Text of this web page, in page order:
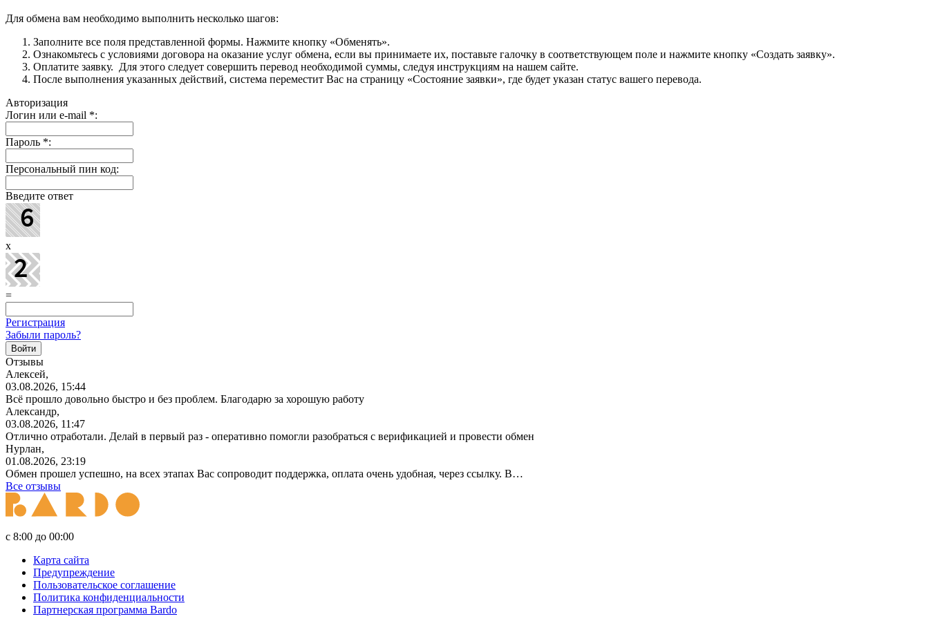
Для обмена вам необходимо выполнить несколько шагов:
Заполните все поля представленной формы. Нажмите кнопку «Обменять».
Ознакомьтесь с условиями договора на оказание услуг обмена, если вы принимаете их, поставьте галочку в соответствующем поле и нажмите кнопку «Создать заявку».
Оплатите заявку. Для этого следует совершить перевод необходимой суммы, следуя инструкциям на нашем сайте.
После выполнения указанных действий, система переместит Вас на страницу «Состояние заявки», где будет указан статус вашего перевода.
Авторизация
Логин или e-mail *:
Пароль *:
Персональный пин код:
Введите ответ
x
=
Регистрация
Забыли пароль?
Отзывы
Алексей,
03.08.2026, 15:44
Всё прошло довольно быстро и без проблем. Благодарю за хорошую работу
Александр,
03.08.2026, 11:47
Отлично отработали. Делай в первый раз - оперативно помогли разобраться с верификацией и провести обмен
Нурлан,
01.08.2026, 23:19
Обмен прошел успешно, на всех этапах Вас сопроводит поддержка, оплата очень удобная, через ссылку. В…
Все отзывы
с 8:00 до 00:00
Карта сайта
Предупреждение
Пользовательское соглашение
Политика конфиденциальности
Партнерская программа Bardo